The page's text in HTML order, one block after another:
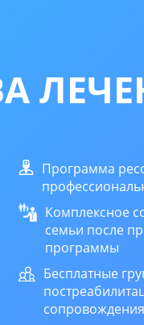
Программа
Комплексное
семьи после
программы
Бесплатные